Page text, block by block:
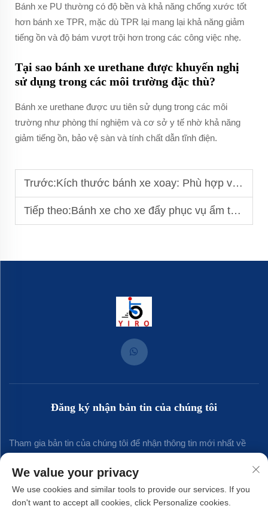
Bánh xe PU thường có độ bền và khả năng chống xước tốt
hơn bánh xe TPR, mặc dù TPR lại mang lại khả năng giảm
tiếng ồn và độ bám vượt trội hơn trong các công việc nhẹ.
Tại sao bánh xe urethane được khuyến nghị
sử dụng trong các môi trường đặc thù?
Bánh xe urethane được ưu tiên sử dụng trong các môi
trường như phòng thí nghiệm và cơ sở y tế nhờ khả năng
giảm tiếng ồn, bảo vệ sàn và tính chất dẫn tĩnh điện.
Trước:Kích thước bánh xe xoay: Phù hợp với yêu cầu thiết bị của bạn
Tiếp theo:Bánh xe cho xe đẩy phục vụ ẩm thực: Di chuyển dễ dàng thực phẩm và vật tư
Đăng ký nhận bản tin của chúng tôi
Tham gia bản tin của chúng tôi để nhận thông tin mới nhất về
Đăng ký
We value your privacy
We use cookies and similar tools to provide our services. If you
don't want to accept all cookies, click Personalize cookies.